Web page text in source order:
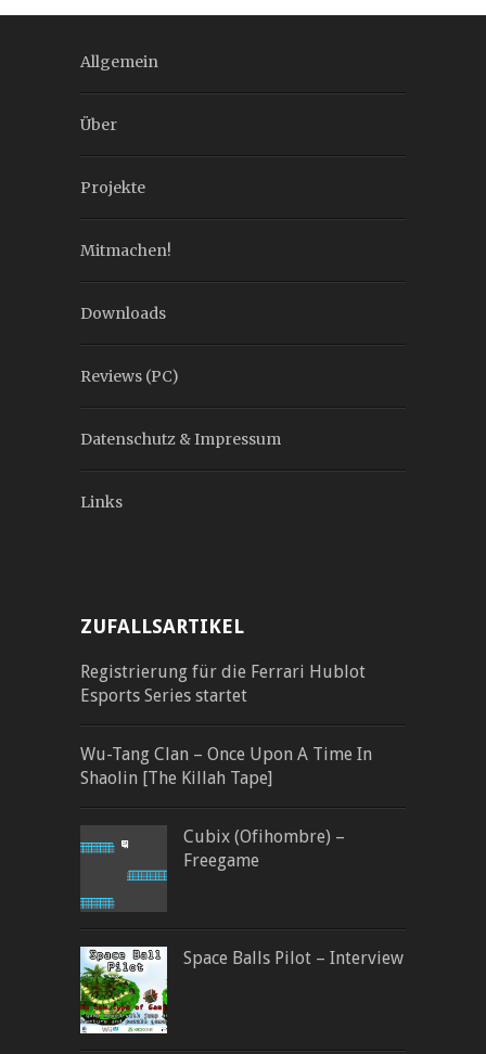
Allgemein
Über
Projekte
Mitmachen!
Downloads
Reviews (PC)
Datenschutz & Impressum
Links
ZUFALLSARTIKEL
Registrierung für die Ferrari Hublot
Esports Series startet
Wu-Tang Clan – Once Upon A Time In
Shaolin [The Killah Tape]
Cubix (Ofihombre) –
Freegame
Space Balls Pilot – Interview